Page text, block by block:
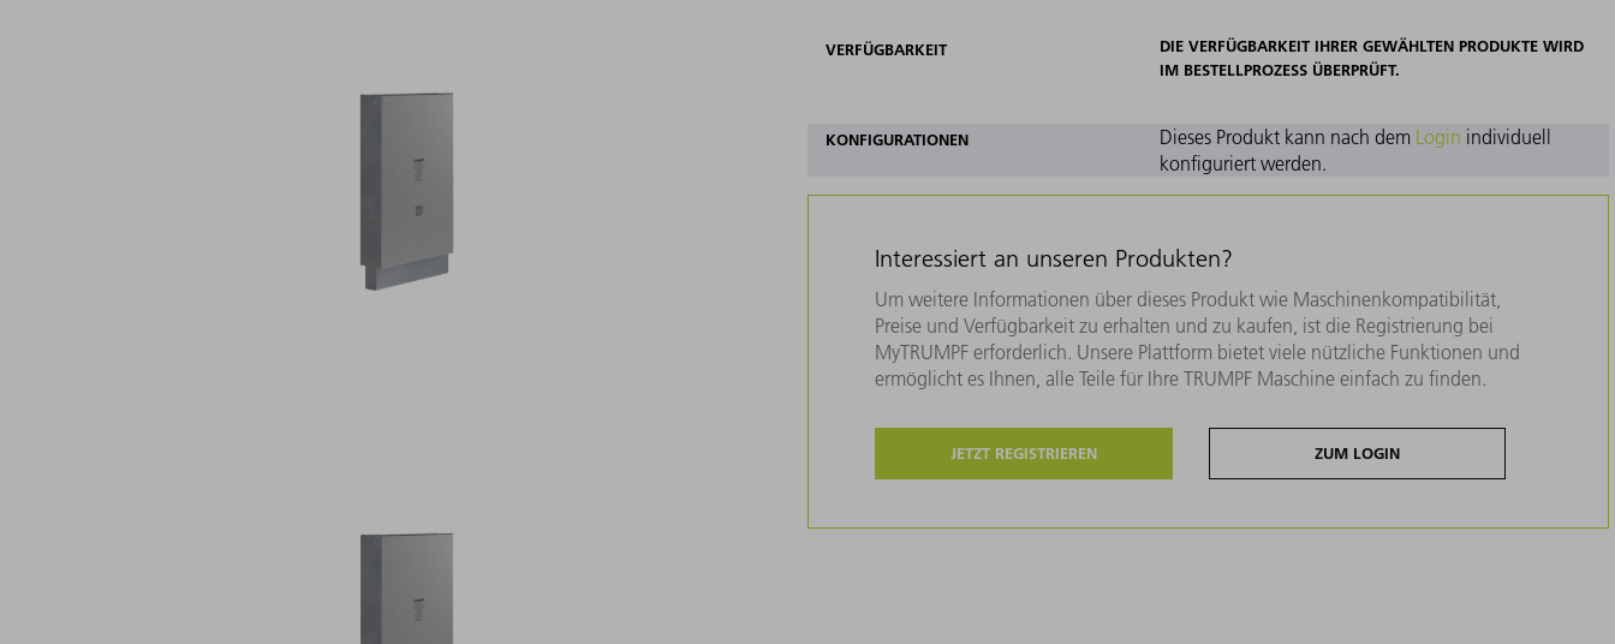
VERFÜGBARKEIT
DIE VERFÜGBARKEIT IHRER GEWÄHLTEN PRODUKTE WIRD
IM BESTELLPROZESS ÜBERPRÜFT.
KONFIGURATIONEN Dieses Produkt kann nach dem Login individuell
konfiguriert werden.
Interessiert an unseren Produkten?
Um weitere Informationen über dieses Produkt wie Maschinenkompatibilität,
Preise und Verfügbarkeit zu erhalten und zu kaufen, ist die Registrierung bei
MyTRUMPF erforderlich. Unsere Plattform bietet viele nützliche Funktionen und
ermöglicht es Ihnen, alle Teile für Ihre TRUMPF Maschine einfach zu finden.
JETZT REGISTRIEREN ZUM LOGIN